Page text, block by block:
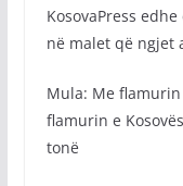
KosovaPress
në malet që ngjet
Mula: Me
flamurin e
tonë